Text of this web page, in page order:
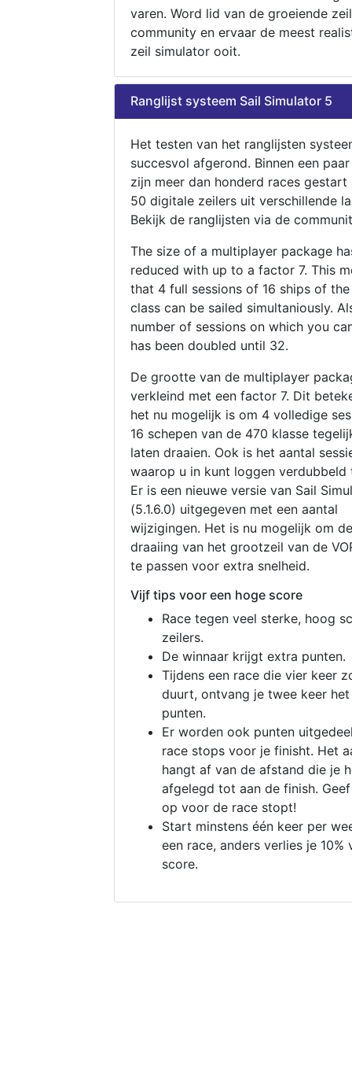
varen. Word lid van de groeiende zeil
community en ervaar de meest
zeil simulator ooit.
Ranglijst systeem Sail Simulator 5
Het testen van het ranglijsten
succesvol afgerond. Binnen een
zijn meer dan honderd races gestart
50 digitale zeilers uit verschillende
Bekijk de ranglijsten via de
The size of a multiplayer package
reduced with up to a factor 7. This
that 4 full sessions of 16 ships of
class can be sailed simultaniously.
number of sessions on which you
has been doubled until 32.
De grootte van de multiplayer
verkleind met een factor 7. Dit
het nu mogelijk is om 4 volledige
16 schepen van de 470 klasse
laten draaien. Ook is het aantal
waarop u in kunt loggen verdubbeld
Er is een nieuwe versie van Sail
(5.1.6.0) uitgegeven met een aantal
wijzigingen. Het is nu mogelijk om de
draaiing van het grootzeil van de
te passen voor extra snelheid.
Vijf tips voor een hoge score
Race tegen veel sterke, hoog
zeilers.
De winnaar krijgt extra punten.
Tijdens een race die vier keer
duurt, ontvang je twee keer
punten.
Er worden ook punten
race stops voor je finisht. Het
hangt af van de afstand die je
afgelegd tot aan de finish.
op voor de race stopt!
Start minstens één keer per
een race, anders verlies je 10%
score.